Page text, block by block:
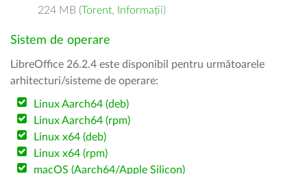
224 MB (Torent, Informații)
Sistem de operare
LibreOffice 26.2.4 este disponibil pentru următoarele
arhitecturi/sisteme de operare:
Linux Aarch64 (deb)
Linux Aarch64 (rpm)
Linux x64 (deb)
Linux x64 (rpm)
macOS (Aarch64/Apple Silicon)